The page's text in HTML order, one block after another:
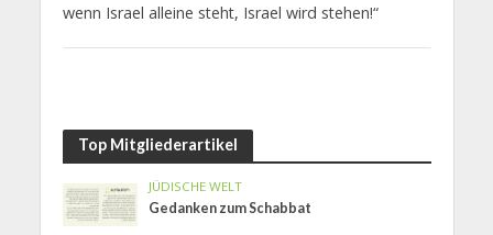
wenn Israel alleine steht, Israel wird stehen!“
Top Mitgliederartikel
JÜDISCHE WELT
Gedanken zum Schabbat